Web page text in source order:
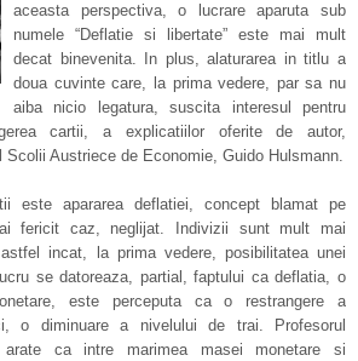
aceasta perspectiva, o lucrare aparuta sub
numele “Deflatie si libertate” este mai mult
decat binevenita. In plus, alaturarea in titlu a
doua cuvinte care, la prima vedere, par sa nu
aiba nicio legatura, suscita interesul pentru
cartii, a explicatiilor oferite de autor,
Scolii Austriece de Economie, Guido Hulsmann.
este apararea deflatiei, concept blamat pe
fericit caz, neglijat. Indivizii sunt mult mai
incat, la prima vedere, posibilitatea unei
se datoreaza, partial, faptului ca deflatia, o
este perceputa ca o restrangere a
o diminuare a nivelului de trai. Profesorul
arate ca intre marimea masei monetare si